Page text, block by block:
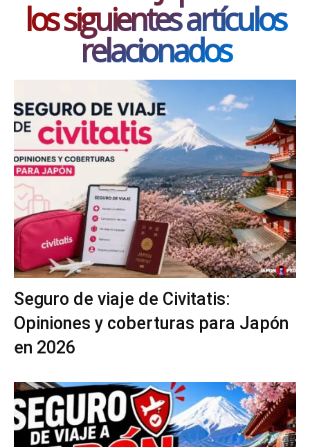
los siguientes artículos
relacionados
Seguro de viaje de Civitatis:
Opiniones y coberturas para Japón
en 2026